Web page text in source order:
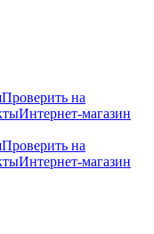
Проверить на
Интернет-магазин
Проверить на
Интернет-магазин